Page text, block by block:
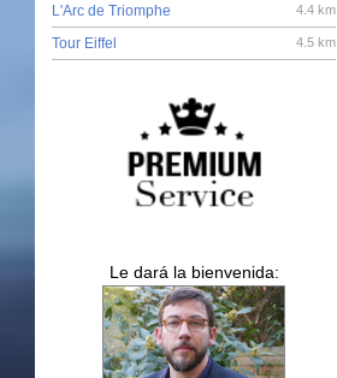
4.4 km
L'Arc de Triomphe
4.5 km
Tour Eiffel
Le dará la bienvenida: